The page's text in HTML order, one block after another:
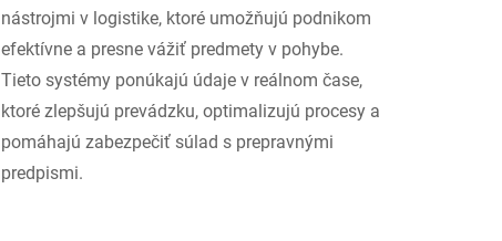
Španielsko
Ukrajina
nástrojmi v logistike, ktoré umožňujú podnikom
efektívne a presne vážiť predmety v pohybe.
Tieto systémy ponúkajú údaje v reálnom čase,
ktoré zlepšujú prevádzku, optimalizujú procesy a
pomáhajú zabezpečiť súlad s prepravnými
predpismi.